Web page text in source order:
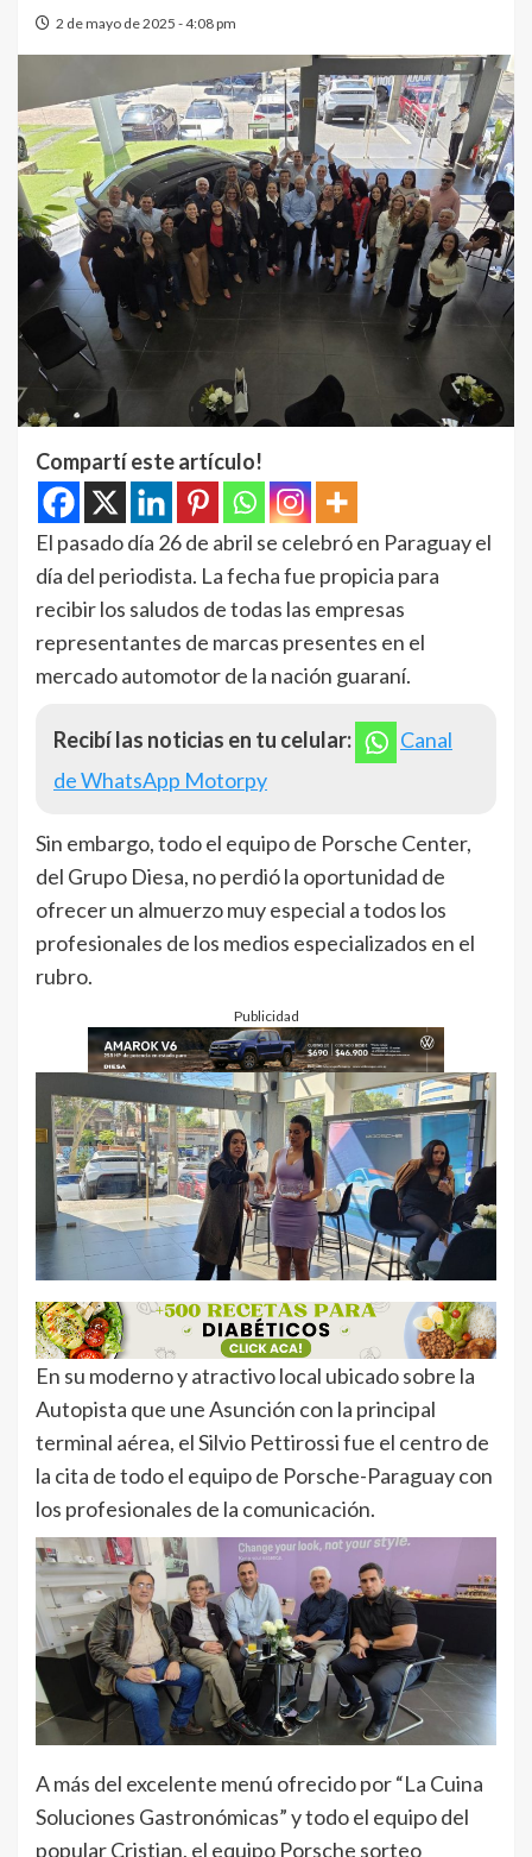
2 de mayo de 2025 - 4:08 pm
Compartí este artículo!
El pasado día 26 de abril se celebró en Paraguay el
día del periodista. La fecha fue propicia para
recibir los saludos de todas las empresas
representantes de marcas presentes en el
mercado automotor de la nación guaraní.
Recibí las noticias en tu celular:
Canal
de WhatsApp Motorpy
Sin embargo, todo el equipo de Porsche Center,
del Grupo Diesa, no perdió la oportunidad de
ofrecer un almuerzo muy especial a todos los
profesionales de los medios especializados en el
rubro.
Publicidad
En su moderno y atractivo local ubicado sobre la
Autopista que une Asunción con la principal
terminal aérea, el Silvio Pettirossi fue el centro de
la cita de todo el equipo de Porsche-Paraguay con
los profesionales de la comunicación.
A más del excelente menú ofrecido por “La Cuina
Soluciones Gastronómicas” y todo el equipo del
popular Cristian, el equipo Porsche sorteo